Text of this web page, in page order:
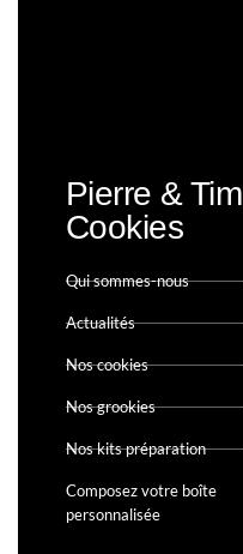
Pierre & Tim
Cookies
Qui sommes-nous
Actualités
Nos cookies
Nos grookies
Nos kits préparation
Composez votre boîte
personnalisée